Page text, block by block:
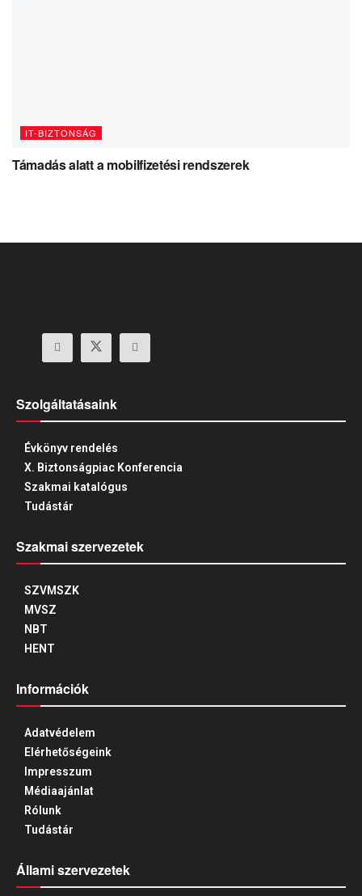
IT-BIZTONSÁG
Támadás alatt a mobilfizetési rendszerek
Szolgáltatásaink
Évkönyv rendelés
X. Biztonságpiac Konferencia
Szakmai katalógus
Tudástár
Szakmai szervezetek
SZVMSZK
MVSZ
NBT
HENT
Információk
Adatvédelem
Elérhetőségeink
Impresszum
Médiaajánlat
Rólunk
Tudástár
Állami szervezetek